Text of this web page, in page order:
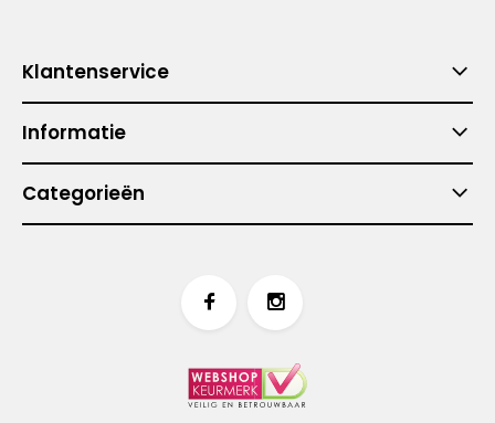
Klantenservice
Informatie
Categorieën